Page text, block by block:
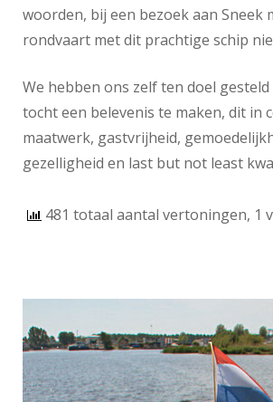
woorden, bij een bezoek aan Sneek
rondvaart met dit prachtige schip
We hebben ons zelf ten doel
tocht een belevenis te maken, dit in
maatwerk, gastvrijheid,
gezelligheid en last but not least
481 totaal aantal vertoningen, 1